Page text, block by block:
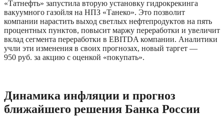
«Татнефть» запустила вторую установку гидрокрекинга
вакуумного газойля на НПЗ «Танеко». Это позволит
компании нарастить выход светлых нефтепродуктов на пять
процентных пунктов, повысит маржу переработки и увеличит
вклад сегмента переработки в EBITDA компании. Аналитики
учли эти изменения в своих прогнозах, новый таргет —
950 руб. за акцию с оценкой «покупать».
Динамика инфляции и прогноз
ближайшего решения Банка России